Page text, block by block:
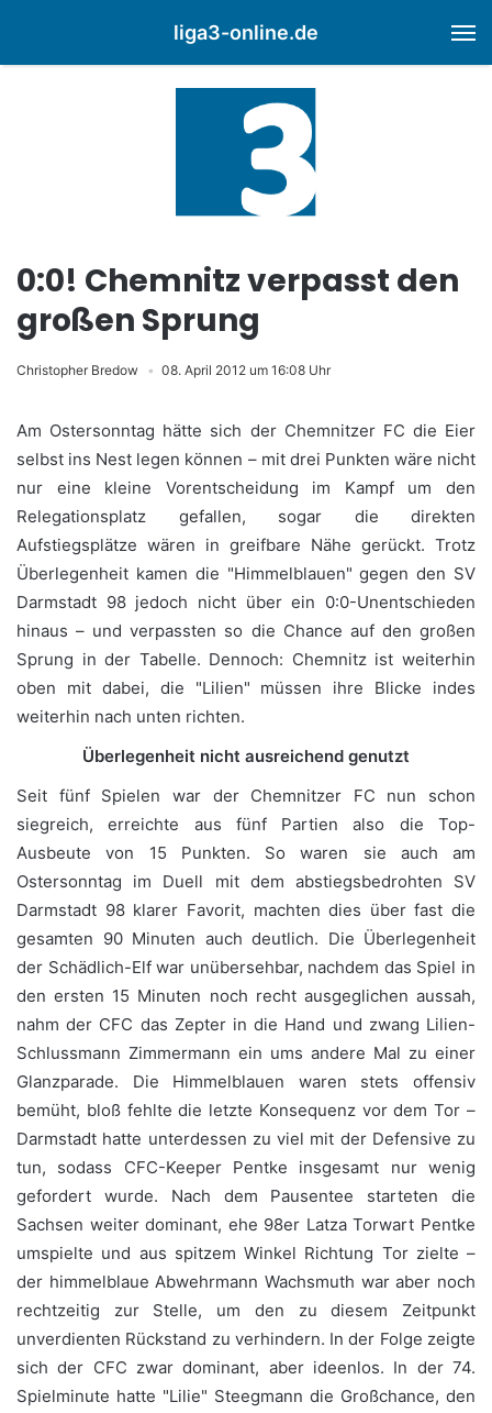
liga3-online.de
0:0! Chemnitz verpasst den
großen Sprung
Christopher Bredow 08. April 2012 um 16:08 Uhr
Am Ostersonntag hätte sich der Chemnitzer FC die Eier
selbst ins Nest legen können – mit drei Punkten wäre nicht
nur eine kleine Vorentscheidung im Kampf um den
Relegationsplatz gefallen, sogar die direkten
Aufstiegsplätze wären in greifbare Nähe gerückt. Trotz
Überlegenheit kamen die "Himmelblauen" gegen den SV
Darmstadt 98 jedoch nicht über ein 0:0-Unentschieden
hinaus – und verpassten so die Chance auf den großen
Sprung in der Tabelle. Dennoch: Chemnitz ist weiterhin
oben mit dabei, die "Lilien" müssen ihre Blicke indes
weiterhin nach unten richten.
Überlegenheit nicht ausreichend genutzt
Seit fünf Spielen war der Chemnitzer FC nun schon
siegreich, erreichte aus fünf Partien also die Top-
Ausbeute von 15 Punkten. So waren sie auch am
Ostersonntag im Duell mit dem abstiegsbedrohten SV
Darmstadt 98 klarer Favorit, machten dies über fast die
gesamten 90 Minuten auch deutlich. Die Überlegenheit
der Schädlich-Elf war unübersehbar, nachdem das Spiel in
den ersten 15 Minuten noch recht ausgeglichen aussah,
nahm der CFC das Zepter in die Hand und zwang Lilien-
Schlussmann Zimmermann ein ums andere Mal zu einer
Glanzparade. Die Himmelblauen waren stets offensiv
bemüht, bloß fehlte die letzte Konsequenz vor dem Tor –
Darmstadt hatte unterdessen zu viel mit der Defensive zu
tun, sodass CFC-Keeper Pentke insgesamt nur wenig
gefordert wurde. Nach dem Pausentee starteten die
Sachsen weiter dominant, ehe 98er Latza Torwart Pentke
umspielte und aus spitzem Winkel Richtung Tor zielte –
der himmelblaue Abwehrmann Wachsmuth war aber noch
rechtzeitig zur Stelle, um den zu diesem Zeitpunkt
unverdienten Rückstand zu verhindern. In der Folge zeigte
sich der CFC zwar dominant, aber ideenlos. In der 74.
Spielminute hatte "Lilie" Steegmann die Großchance, den